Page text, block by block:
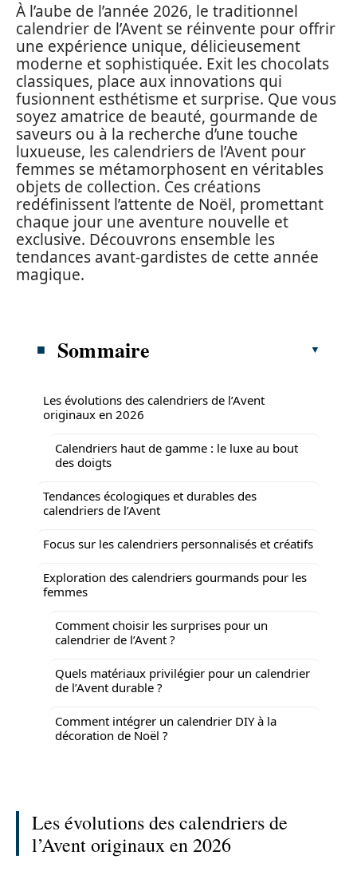
À l’aube de l’année 2026, le traditionnel
calendrier de l’Avent se réinvente pour offrir
une expérience unique, délicieusement
moderne et sophistiquée. Exit les chocolats
classiques, place aux innovations qui
fusionnent esthétisme et surprise. Que vous
soyez amatrice de beauté, gourmande de
saveurs ou à la recherche d’une touche
luxueuse, les calendriers de l’Avent pour
femmes se métamorphosent en véritables
objets de collection. Ces créations
redéfinissent l’attente de Noël, promettant
chaque jour une aventure nouvelle et
exclusive. Découvrons ensemble les
tendances avant-gardistes de cette année
magique.
Sommaire
Les évolutions des calendriers de l’Avent
originaux en 2026
Calendriers haut de gamme : le luxe au bout
des doigts
Tendances écologiques et durables des
calendriers de l’Avent
Focus sur les calendriers personnalisés et créatifs
Exploration des calendriers gourmands pour les
femmes
Comment choisir les surprises pour un
calendrier de l’Avent ?
Quels matériaux privilégier pour un calendrier
de l’Avent durable ?
Comment intégrer un calendrier DIY à la
décoration de Noël ?
Les évolutions des calendriers de
l’Avent originaux en 2026